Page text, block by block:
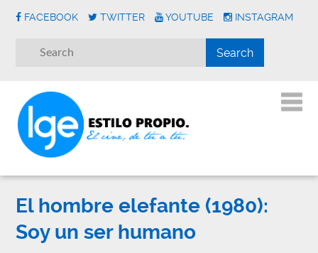
FACEBOOK TWITTER YOUTUBE INSTAGRAM
El hombre elefante (1980):
Soy un ser humano